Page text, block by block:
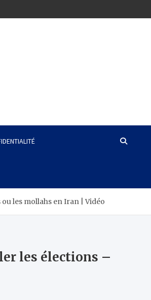
les mollahs en Iran | Vidéo
les élections –